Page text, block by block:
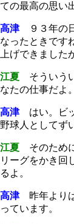
ての最高の思い
高津９３年の
なったときです
上げできました
江夏 そういう
なたの仕事だよ。
高津はい。ビッ
野球人としてず
江夏 そのため
リーグをかき回
るよ。
高津昨年よりは
っています。